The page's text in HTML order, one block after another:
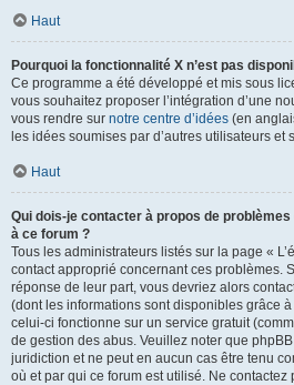
Haut
Pourquoi la fonctionnalité X n’est pas
Ce programme a été développé et mis sous
vous souhaitez proposer l’intégration d’une
vous rendre sur notre centre d’idées (en
les idées soumises par d’autres utilisateurs et
Haut
Qui dois-je contacter à propos de problèmes
à ce forum ?
Tous les administrateurs listés sur la page «
contact approprié concernant ces problèmes.
réponse de leur part, vous devriez alors
(dont les informations sont disponibles grâce à
celui-ci fonctionne sur un service gratuit
de gestion des abus. Veuillez noter que
juridiction et ne peut en aucun cas être tenu
où et par qui ce forum est utilisé. Ne